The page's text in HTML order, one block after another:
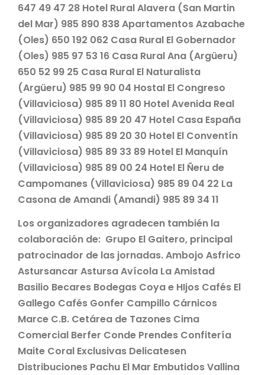
647 49 47 28 Hotel Rural Alavera (San Martin
del Mar) 985 890 838 Apartamentos Azabache
(Oles) 650 192 062 Casa Rural El Gobernador
(Oles) 985 97 53 16 Casa Rural Ana (Argüeru)
650 52 99 25 Casa Rural El Naturalista
(Argüeru) 985 99 90 04 Hostal El Congreso
(Villaviciosa) 985 89 11 80 Hotel Avenida Real
(Villaviciosa) 985 89 20 47 Hotel Casa España
(Villaviciosa) 985 89 20 30 Hotel El Conventín
(Villaviciosa) 985 89 33 89 Hotel El Manquín
(Villaviciosa) 985 89 00 24 Hotel El Ñeru de
Campomanes (Villaviciosa) 985 89 04 22 La
Casona de Amandi (Amandi) 985 89 34 11
Los organizadores agradecen también la
colaboración de: Grupo El Gaitero, principal
patrocinador de las jornadas. Ambojo Asfrico
Astursancar Astursa Avícola La Amistad
Basilio Becares Bodegas Coya e HIjos Cafés El
Gallego Cafés Gonfer Campillo Cárnicos
Marce C.B. Cetárea de Tazones Cima
Comercial Berfer Conde Prendes Confitería
Maite Coral Exclusivas Delicatesen
Distribuciones Pachu El Mar Embutidos Vallina